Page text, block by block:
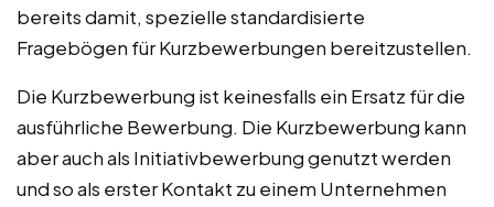
bereits damit, spezielle standardisierte
Fragebögen für Kurzbewerbungen bereitzustellen.
Die Kurzbewerbung ist keinesfalls ein Ersatz für die
ausführliche Bewerbung. Die Kurzbewerbung kann
aber auch als Initiativbewerbung genutzt werden
und so als erster Kontakt zu einem Unternehmen